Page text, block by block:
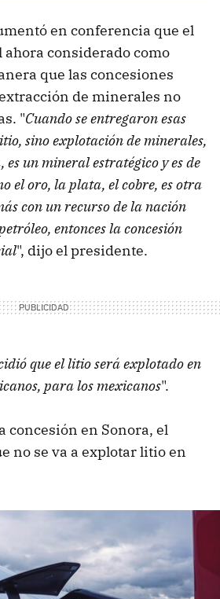
en conferencia que el
considerado como
que las concesiones
de minerales no
"Cuando se entregaron esas
sino explotación de minerales,
es un mineral estratégico y es de
el oro, la plata, el cobre, es otra
con un recurso de la nación
entonces la concesión
", dijo el presidente.
que el litio será explotado en
para los mexicanos".
concesión en Sonora, el
no se va a explotar litio en